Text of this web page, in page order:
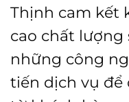
Thịnh cam kết
cao chất lượng
những công
tiến dịch vụ để